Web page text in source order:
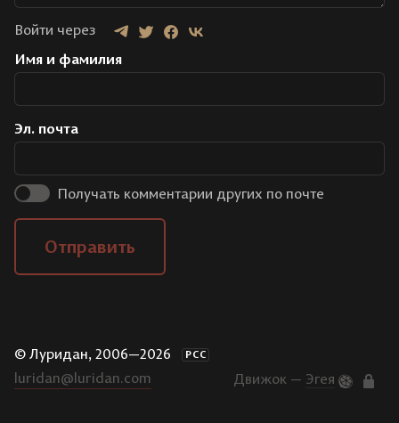
Войти через
Имя и фамилия
Эл. почта
Получать комментарии других по почте
Отправить
© Луридан, 2006—2026 РСС
luridan@luridan.com Движок — Эгея